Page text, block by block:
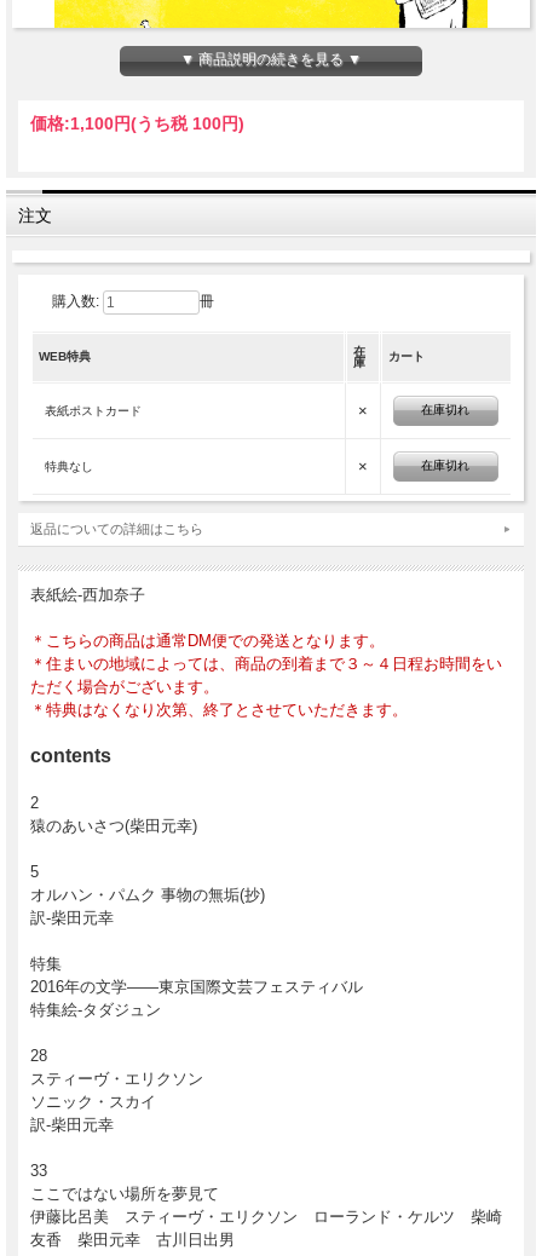
▼ 商品説明の続きを見る ▼
価格:1,100円(うち税 100円)
注文
購入数: 冊
WEB特典
在
庫
カート
表紙ポストカード × 在庫切れ
特典なし × 在庫切れ
返品についての詳細はこちら
表紙絵-西加奈子
＊こちらの商品は通常DM便での発送となります。
＊住まいの地域によっては、商品の到着まで３～４日程お時間をい
ただく場合がございます。
＊特典はなくなり次第、終了とさせていただきます。
contents
2
猿のあいさつ(柴田元幸)
5
オルハン・パムク 事物の無垢(抄)
訳-柴田元幸
特集
2016年の文学――東京国際文芸フェスティバル
特集絵-タダジュン
28
スティーヴ・エリクソン
ソニック・スカイ
訳-柴田元幸
33
ここではない場所を夢見て
伊藤比呂美 スティーヴ・エリクソン ローランド・ケルツ 柴崎
友香 柴田元幸 古川日出男